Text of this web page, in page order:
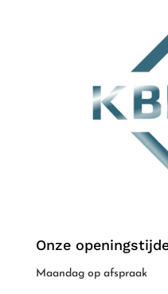
Onze
Maandag op afspraak